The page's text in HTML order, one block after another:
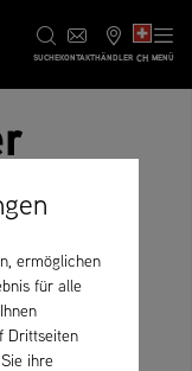
SUCHEKONTAKTHÄNDLER CH MENÜ
ermöglichen
für alle
Drittseiten
ihre